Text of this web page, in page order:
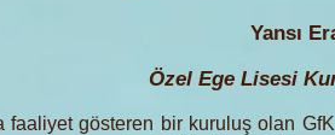
Yansı
Özel Ege Lisesi
faaliyet gösteren bir kuruluş olan